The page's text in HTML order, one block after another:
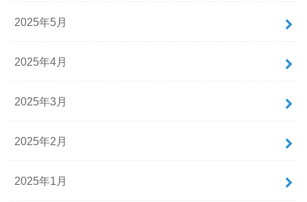
2025年5月
2025年4月
2025年3月
2025年2月
2025年1月